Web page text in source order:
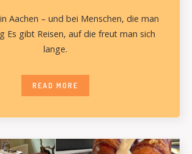
Aachen – und bei Menschen, die man
Es gibt Reisen, auf die freut man sich
lange.
READ MORE